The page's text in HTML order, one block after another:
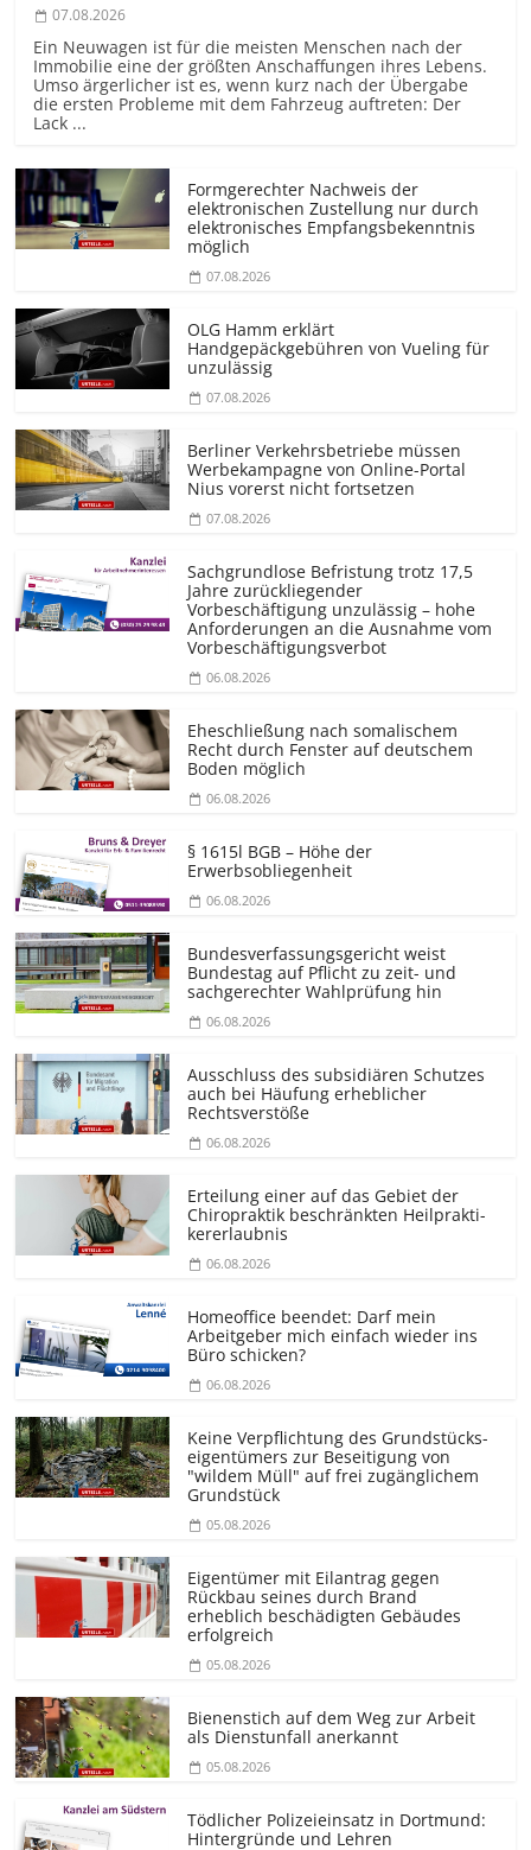
07.08.2026
Ein Neuwagen ist für die meisten Menschen nach der
Immobilie eine der größten Anschaffungen ihres Lebens.
Umso ärgerlicher ist es, wenn kurz nach der Übergabe
die ersten Probleme mit dem Fahrzeug auftreten: Der
Lack ...
Formgerechter Nachweis der
elektronischen Zustellung nur durch
elektronisches Empfangsbekenntnis
möglich
07.08.2026
OLG Hamm erklärt
Handgepäckgebühren von Vueling für
unzulässig
07.08.2026
Berliner Verkehrsbetriebe müssen
Werbekampagne von Online-Portal
Nius vorerst nicht fortsetzen
07.08.2026
Sachgrundlose Befristung trotz 17,5
Jahre zurückliegender
Vorbeschäftigung unzulässig – hohe
Anforderungen an die Ausnahme vom
Vorbeschäf­tigungsverbot
06.08.2026
Eheschließung nach somalischem
Recht durch Fenster auf deutschem
Boden möglich
06.08.2026
§ 1615l BGB – Höhe der
Erwerbsobliegenheit
06.08.2026
Bundesver­fassungsgericht weist
Bundestag auf Pflicht zu zeit- und
sachgerechter Wahlprüfung hin
06.08.2026
Ausschluss des subsidiären Schutzes
auch bei Häufung erheblicher
Rechtsverstöße
06.08.2026
Erteilung einer auf das Gebiet der
Chiropraktik beschränkten Heilprakti­
kererlaubnis
06.08.2026
Homeoffice beendet: Darf mein
Arbeitgeber mich einfach wieder ins
Büro schicken?
06.08.2026
Keine Verpflichtung des Grundstücks­
eigentümers zur Beseitigung von
"wildem Müll" auf frei zugänglichem
Grundstück
05.08.2026
Eigentümer mit Eilantrag gegen
Rückbau seines durch Brand
erheblich beschädigten Gebäudes
erfolgreich
05.08.2026
Bienenstich auf dem Weg zur Arbeit
als Dienstunfall anerkannt
05.08.2026
Tödlicher Polizeieinsatz in Dortmund:
Hintergründe und Lehren